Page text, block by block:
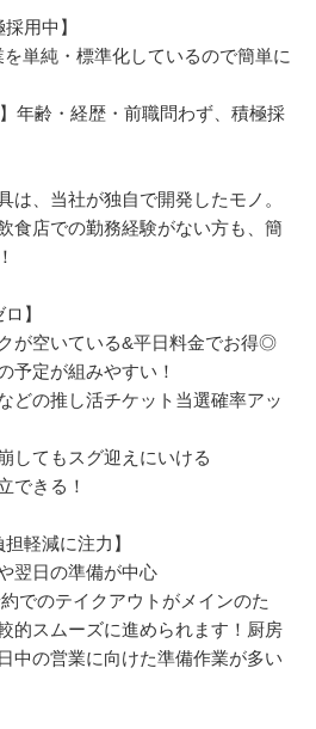
用中】
単純・標準化しているので簡単に
年齢・経歴・前職問わず、積極採
は、当社が独自で開発したモノ。
食店での勤務経験がない方も、簡
】
が空いている&平日料金でお得◎
定が組みやすい！
どの推し活チケット当選確率アッ
してもスグ迎えにいける
できる！
軽減に注力】
翌日の準備が中心
でのテイクアウトがメインのた
的スムーズに進められます！厨房
中の営業に向けた準備作業が多い